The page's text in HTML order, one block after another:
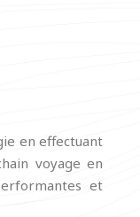
en effectuant
voyage en
et